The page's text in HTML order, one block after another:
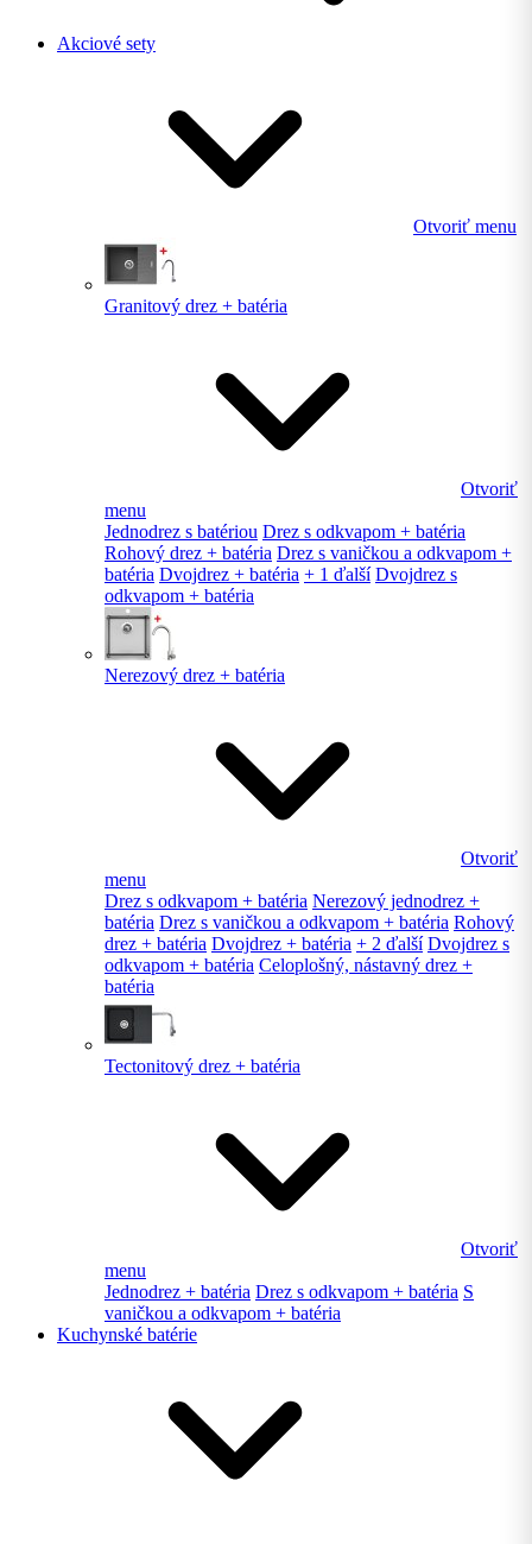
Akciové sety
Otvoriť menu
Granitový drez + batéria
Otvoriť
menu
Jednodrez s batériou Drez s odkvapom + batéria
Rohový drez + batéria Drez s vaničkou a odkvapom +
batéria Dvojdrez + batéria + 1 ďalší Dvojdrez s
odkvapom + batéria
Nerezový drez + batéria
Otvoriť
menu
Drez s odkvapom + batéria Nerezový jednodrez +
batéria Drez s vaničkou a odkvapom + batéria Rohový
drez + batéria Dvojdrez + batéria + 2 ďalší Dvojdrez s
odkvapom + batéria Celoplošný, nástavný drez +
batéria
Tectonitový drez + batéria
Otvoriť
menu
Jednodrez + batéria Drez s odkvapom + batéria S
vaničkou a odkvapom + batéria
Kuchynské batérie